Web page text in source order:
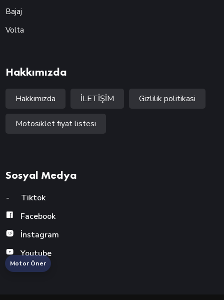
Bajaj
Volta
Hakkımızda
Hakkımızda İLETİŞİM Gizlilik politikasi
Motosiklet fiyat listesi
Sosyal Medya
-
Tiktok
Facebook
İnstagram
Youtube
Motor Öner